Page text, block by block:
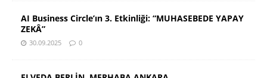
AI Business Circle’ın 3. Etkinliği: “MUHASEBEDE YAPAY
ZEKÂ”
30.09.2025 0